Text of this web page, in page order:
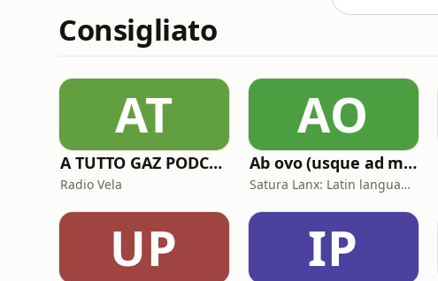
Consigliato
AT
A TUTTO GAZ PODCAST
Radio Vela
AO
Ab ovo (usque ad mala)
Satura Lanx: Latin language and literature for beginners.
UP IP